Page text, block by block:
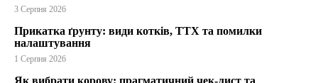
3 Серпня 2026
Прикатка ґрунту: види котків, ТТХ та помилки
налаштування
1 Серпня 2026
Як вибрати корову: прагматичний чек-лист та